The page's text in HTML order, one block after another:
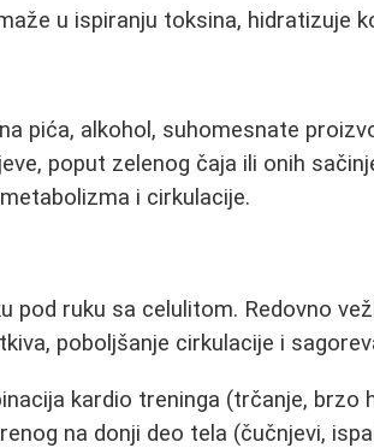
u ispiranju toksina, hidratizuje
pića, alkohol, suhomesnate
poput zelenog čaja ili onih
i cirkulacije.
pod ruku sa celulitom. Redovno
poboljšanje cirkulacije i
kardio treninga (trčanje, brzo
na donji deo tela (čučnjevi,